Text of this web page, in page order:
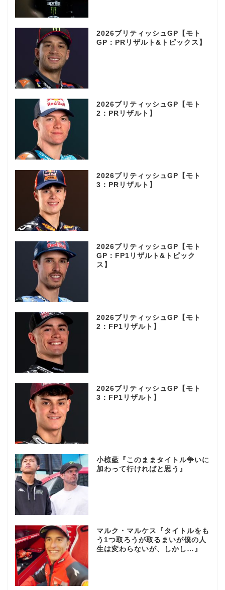
2026ブリティッシュGP【モト
GP：PRリザルト&トピックス】
2026ブリティッシュGP【モト
2：PRリザルト】
2026ブリティッシュGP【モト
3：PRリザルト】
2026ブリティッシュGP【モト
GP：FP1リザルト&トピック
ス】
2026ブリティッシュGP【モト
2：FP1リザルト】
2026ブリティッシュGP【モト
3：FP1リザルト】
小椋藍『このままタイトル争いに
加わって行ければと思う』
マルク・マルケス『タイトルをも
う1つ取ろうが取るまいが僕の人
生は変わらないが、しかし…』